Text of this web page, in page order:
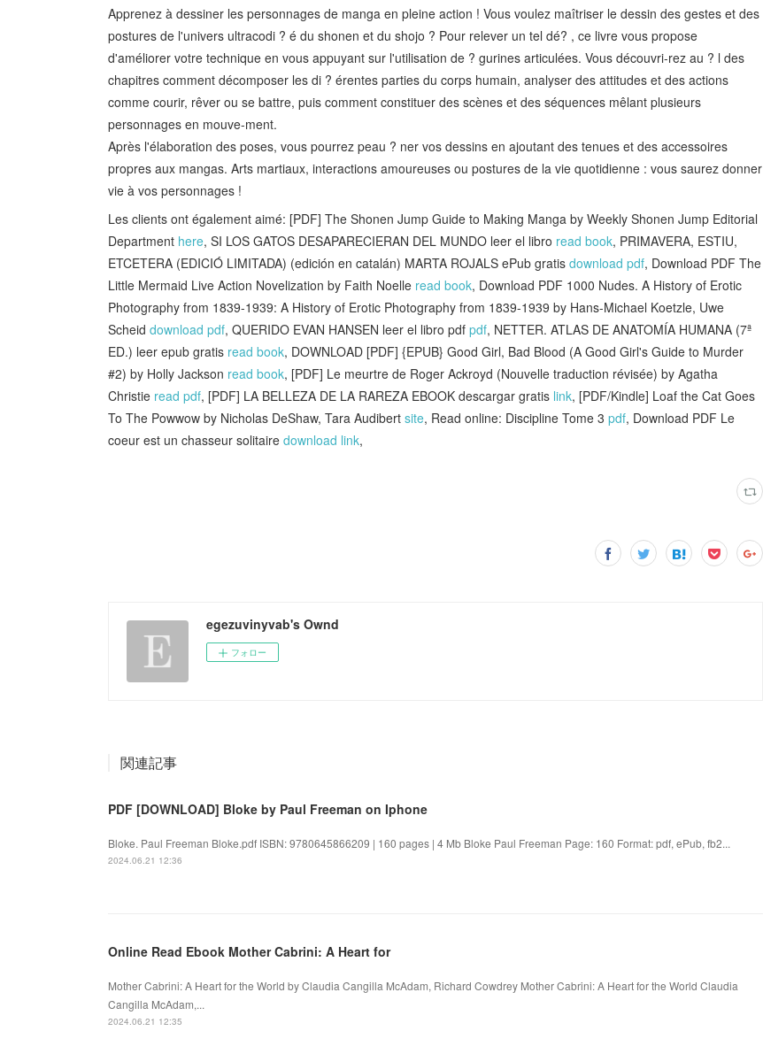
Apprenez à dessiner les personnages de manga en pleine action ! Vous voulez maîtriser le dessin des gestes et des
postures de l'univers ultracodi ? é du shonen et du shojo ? Pour relever un tel dé? , ce livre vous propose
d'améliorer votre technique en vous appuyant sur l'utilisation de ? gurines articulées. Vous découvri-rez au ? l des
chapitres comment décomposer les di ? érentes parties du corps humain, analyser des attitudes et des actions
comme courir, rêver ou se battre, puis comment constituer des scènes et des séquences mêlant plusieurs
personnages en mouve-ment.
Après l'élaboration des poses, vous pourrez peau ? ner vos dessins en ajoutant des tenues et des accessoires
propres aux mangas. Arts martiaux, interactions amoureuses ou postures de la vie quotidienne : vous saurez donner
vie à vos personnages !
Les clients ont également aimé: [PDF] The Shonen Jump Guide to Making Manga by Weekly Shonen Jump Editorial
Department here, SI LOS GATOS DESAPARECIERAN DEL MUNDO leer el libro read book, PRIMAVERA, ESTIU,
ETCETERA (EDICIÓ LIMITADA) (edición en catalán) MARTA ROJALS ePub gratis download pdf, Download PDF The
Little Mermaid Live Action Novelization by Faith Noelle read book, Download PDF 1000 Nudes. A History of Erotic
Photography from 1839-1939: A History of Erotic Photography from 1839-1939 by Hans-Michael Koetzle, Uwe
Scheid download pdf, QUERIDO EVAN HANSEN leer el libro pdf pdf, NETTER. ATLAS DE ANATOMÍA HUMANA (7ª
ED.) leer epub gratis read book, DOWNLOAD [PDF] {EPUB} Good Girl, Bad Blood (A Good Girl's Guide to Murder
#2) by Holly Jackson read book, [PDF] Le meurtre de Roger Ackroyd (Nouvelle traduction révisée) by Agatha
Christie read pdf, [PDF] LA BELLEZA DE LA RAREZA EBOOK descargar gratis link, [PDF/Kindle] Loaf the Cat Goes
To The Powwow by Nicholas DeShaw, Tara Audibert site, Read online: Discipline Tome 3 pdf, Download PDF Le
coeur est un chasseur solitaire download link,
egezuvinyvab's Ownd
フォロー
関連記事
PDF [DOWNLOAD] Bloke by Paul Freeman on Iphone
Bloke. Paul Freeman Bloke.pdf ISBN: 9780645866209 | 160 pages | 4 Mb Bloke Paul Freeman Page: 160 Format: pdf, ePub, fb2...
2024.06.21 12:36
Online Read Ebook Mother Cabrini: A Heart for
Mother Cabrini: A Heart for the World by Claudia Cangilla McAdam, Richard Cowdrey Mother Cabrini: A Heart for the World Claudia
Cangilla McAdam,...
2024.06.21 12:35